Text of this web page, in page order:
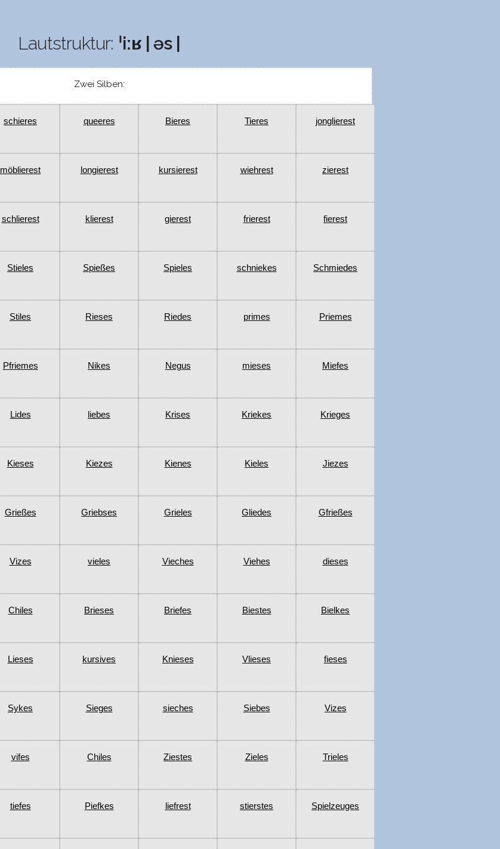
Lautstruktur: ˈiːʁ | əs |
Zwei Silben:
schieres queeres Bieres Tieres jonglierest
möblierest longierest kursierest wiehrest zierest
schlierest klierest gierest frierest fierest
Stieles Spießes Spieles schniekes Schmiedes
Stiles Rieses Riedes primes Priemes
Pfriemes Nikes Negus mieses Miefes
Lides liebes Krises Kriekes Krieges
Kieses Kiezes Kienes Kieles Jiezes
Grießes Griebses Grieles Gliedes Gfrießes
Vizes vieles Vieches Viehes dieses
Chiles Brieses Briefes Biestes Bielkes
Lieses kursives Knieses Vlieses fieses
Sykes Sieges sieches Siebes Vizes
vifes Chiles Ziestes Zieles Trieles
tiefes Piefkes liefrest stierstes Spielzeuges